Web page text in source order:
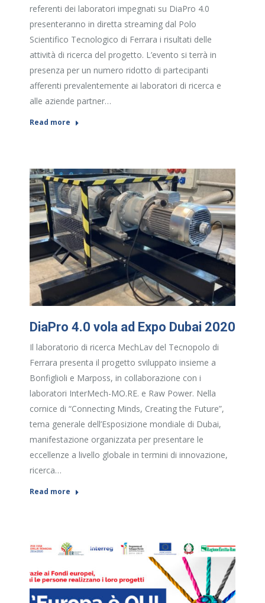
referenti dei laboratori impegnati su DiaPro 4.0
presenteranno in diretta streaming dal Polo
Scientifico Tecnologico di Ferrara i risultati delle
attività di ricerca del progetto. L’evento si terrà in
presenza per un numero ridotto di partecipanti
afferenti prevalentemente ai laboratori di ricerca e
alle aziende partner…
Read more
DiaPro 4.0 vola ad Expo Dubai 2020
Il laboratorio di ricerca MechLav del Tecnopolo di
Ferrara presenta il progetto sviluppato insieme a
Bonfiglioli e Marposs, in collaborazione con i
laboratori InterMech-MO.RE. e Raw Power. Nella
cornice di “Connecting Minds, Creating the Future”,
tema generale dell’Esposizione mondiale di Dubai,
manifestazione organizzata per presentare le
eccellenze a livello globale in termini di innovazione,
ricerca…
Read more